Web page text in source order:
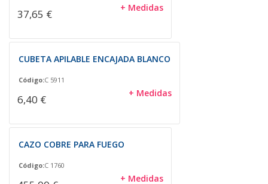
37,65 € + Medidas
CUBETA APILABLE ENCAJADA BLANCO
Código:C 5911
6,40 € + Medidas
CAZO COBRE PARA FUEGO
Código:C 1760
+ Medidas